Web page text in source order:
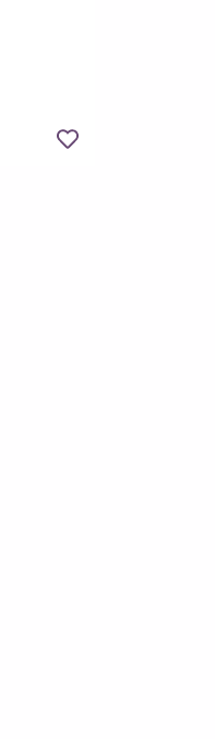
Legg til favoritter